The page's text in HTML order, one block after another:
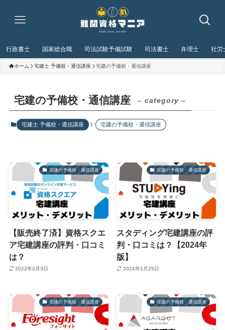
行政書士 国家総合職 司法試験予備試験 司法書士 弁理士 社労
ホーム 宅建士 予備校・通信講座 宅建の予備校・通信講座
宅建の予備校・通信講座 – category –
宅建士 予備校・通信講座 宅建の予備校・通信講座
宅建の予備校・通信講座
【販売終了済】資格スクエ
ア宅建講座の評判・口コミ
は？
2022年2月3日
宅建の予備校・通信講座
スタディング宅建講座の評
判・口コミは？【2024年
版】
2024年1月25日
宅建の予備校・通信講座 宅建の予備校・通信講座